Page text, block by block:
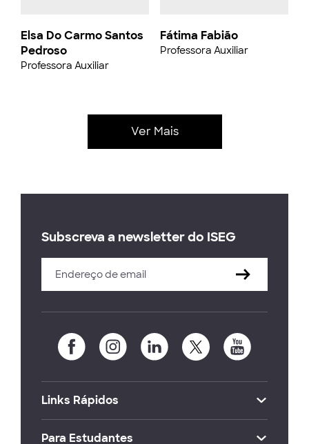
Elsa Do Carmo Santos
Pedroso
Professora Auxiliar
Fátima Fabião
Professora Auxiliar
Ver Mais
Subscreva a newsletter do ISEG
Links Rápidos
Para Estudantes